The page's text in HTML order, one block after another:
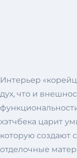
Интерьер
дух, что и
хэтчбека царит
которую создают
отделочные